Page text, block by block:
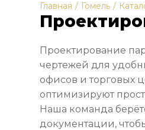
Главная / Гомель /
Проектирование
чертежей для
офисов и торговых
оптимизируют
Наша команда
документации,